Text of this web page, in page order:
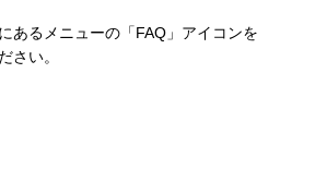
あるメニューの「FAQ」アイコンを
さい。